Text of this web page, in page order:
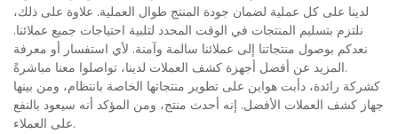
لدينا على كل عملية لضمان جودة المنتج طوال العملية. علاوة على ذلك،
نلتزم بتسليم المنتجات في الوقت المحدد لتلبية احتياجات جميع عملائنا.
نعدكم بوصول منتجاتنا إلى عملائنا سالمة وآمنة. لأي استفسار أو معرفة
المزيد عن أفضل أجهزة كشف العملات لدينا، تواصلوا معنا مباشرةً.
كشركة رائدة، دأبت هواين على تطوير منتجاتها الخاصة بانتظام، ومن بينها
جهاز كشف العملات الأفضل. إنه أحدث منتج، ومن المؤكد أنه سيعود بالنفع
على العملاء.